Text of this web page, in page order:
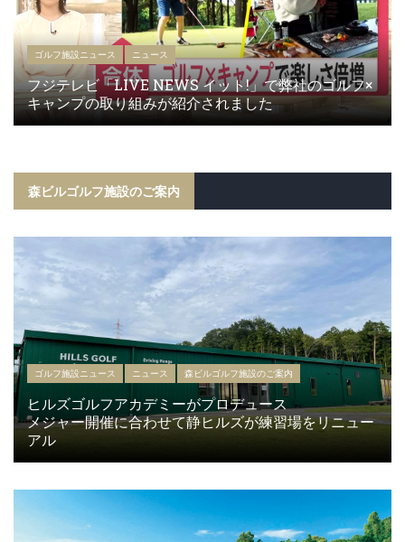
ゴルフ施設ニュース ニュース
フジテレビ「LIVE NEWS イット!」で弊社のゴルフ×
キャンプの取り組みが紹介されました
森ビルゴルフ施設のご案内
ゴルフ施設ニュース ニュース 森ビルゴルフ施設のご案内
ヒルズゴルフアカデミーがプロデュース
メジャー開催に合わせて静ヒルズが練習場をリニュー
アル